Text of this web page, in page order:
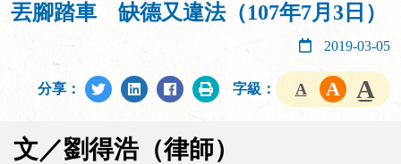
丟腳踏車 缺德又違法（107年7月3日）
2019-03-05
分享： 字級：
文／劉得浩（律師）